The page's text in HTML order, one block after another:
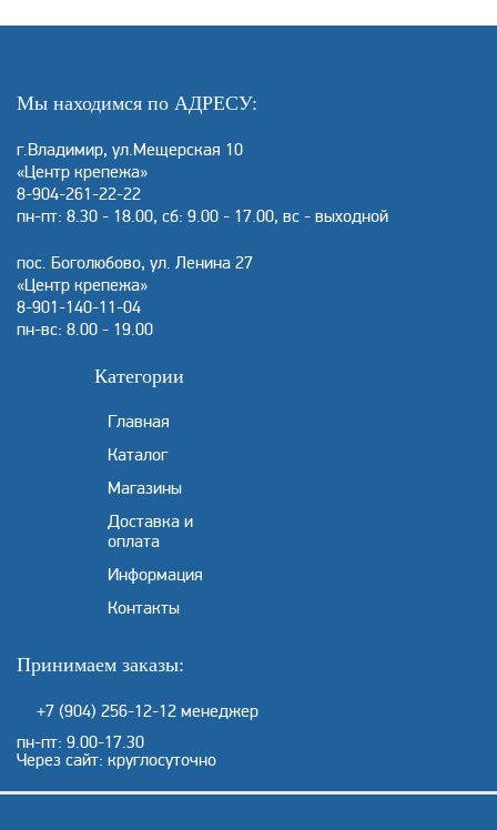
Мы находимся по АДРЕСУ:
г.Владимир, ул.Мещерская 10
«Центр крепежа»
8-904-261-22-22
пн-пт: 8.30 - 18.00, сб: 9.00 - 17.00, вс - выходной
пос. Боголюбово, ул. Ленина 27
«Центр крепежа»
8-901-140-11-04
пн-вс: 8.00 - 19.00
Категории
Главная
Каталог
Магазины
Доставка и
оплата
Информация
Контакты
Принимаем заказы:
+7 (904) 256-12-12 менеджер
пн-пт: 9.00-17.30
Через сайт: круглосуточно